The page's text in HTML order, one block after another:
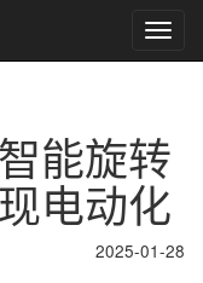
能旋转
电动化
2025-01-28